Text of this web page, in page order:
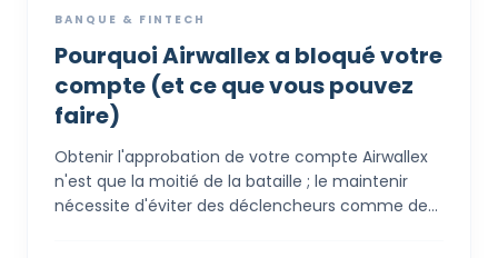
BANQUE & FINTECH
Pourquoi Airwallex a bloqué votre
compte (et ce que vous pouvez
faire)
Obtenir l'approbation de votre compte Airwallex
n'est que la moitié de la bataille ; le maintenir
nécessite d'éviter des déclencheurs comme des